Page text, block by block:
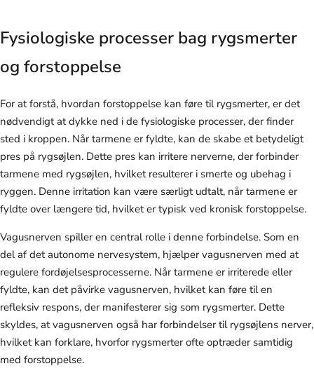
Fysiologiske processer bag rygsmerter
og forstoppelse
For at forstå, hvordan forstoppelse kan føre til rygsmerter, er det
nødvendigt at dykke ned i de fysiologiske processer, der finder
sted i kroppen. Når tarmene er fyldte, kan de skabe et betydeligt
pres på rygsøjlen. Dette pres kan irritere nerverne, der forbinder
tarmene med rygsøjlen, hvilket resulterer i smerte og ubehag i
ryggen. Denne irritation kan være særligt udtalt, når tarmene er
fyldte over længere tid, hvilket er typisk ved kronisk forstoppelse.
Vagusnerven spiller en central rolle i denne forbindelse. Som en
del af det autonome nervesystem, hjælper vagusnerven med at
regulere fordøjelsesprocesserne. Når tarmene er irriterede eller
fyldte, kan det påvirke vagusnerven, hvilket kan føre til en
refleksiv respons, der manifesterer sig som rygsmerter. Dette
skyldes, at vagusnerven også har forbindelser til rygsøjlens nerver,
hvilket kan forklare, hvorfor rygsmerter ofte optræder samtidig
med forstoppelse.